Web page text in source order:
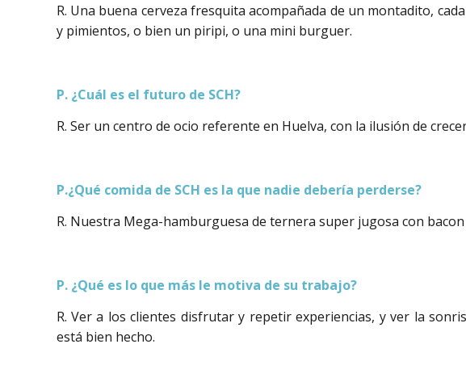
R. Una buena cerveza fresquita acompañada de un montadito,
y pimientos, o bien un piripi, o una mini burguer.
P. ¿Cuál es el futuro de SCH?
R. Ser un centro de ocio referente en Huelva, con la ilusión de
P.¿Qué comida de SCH es la que nadie debería perderse?
R. Nuestra Mega-hamburguesa de ternera super jugosa con
P. ¿Qué es lo que más le motiva de su trabajo?
R. Ver a los clientes disfrutar y repetir experiencias, y ver la
está bien hecho.